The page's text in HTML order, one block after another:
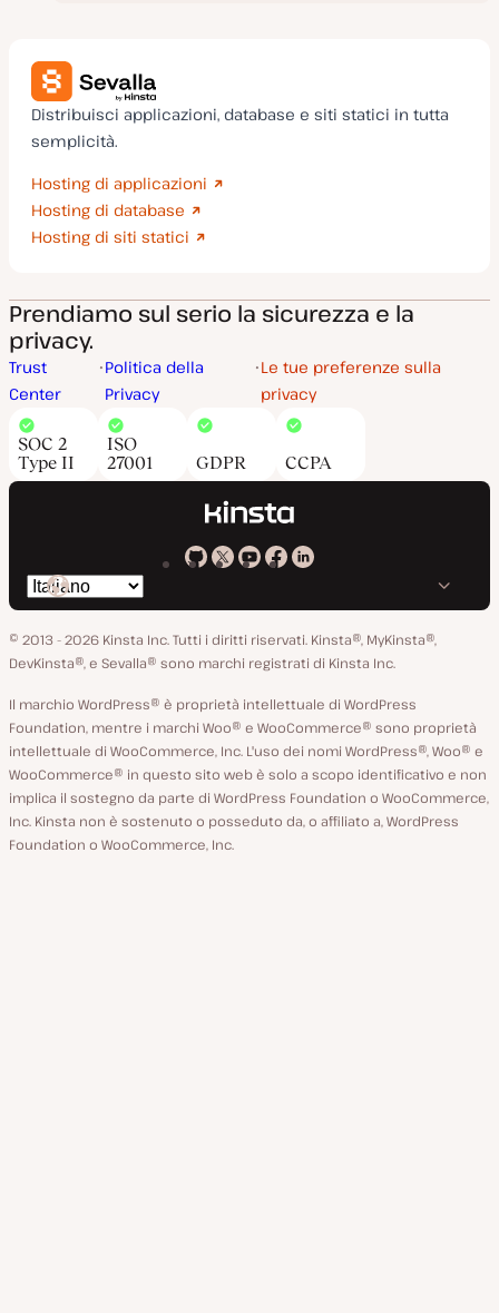
Distribuisci applicazioni, database e siti statici in tutta
semplicità.
Hosting di applicazioni
Hosting di database
Hosting di siti statici
Prendiamo sul serio la sicurezza e la
privacy.
Trust
Center
Politica della
Privacy
Le tue preferenze sulla
privacy
SOC 2
Type II
ISO
27001
GDPR CCPA
Kinsta
GitHub
Kinsta
X
Kinsta
YouTube
Kinsta
Facebook
Kinsta
LinkedIn
Cambia
lingua
© 2013 - 2026 Kinsta Inc. Tutti i diritti riservati. Kinsta®, MyKinsta®,
DevKinsta®, e Sevalla® sono marchi registrati di Kinsta Inc.
Il marchio WordPress® è proprietà intellettuale di WordPress
Foundation, mentre i marchi Woo® e WooCommerce® sono proprietà
intellettuale di WooCommerce, Inc. L'uso dei nomi WordPress®, Woo® e
WooCommerce® in questo sito web è solo a scopo identificativo e non
implica il sostegno da parte di WordPress Foundation o WooCommerce,
Inc. Kinsta non è sostenuto o posseduto da, o affiliato a, WordPress
Foundation o WooCommerce, Inc.